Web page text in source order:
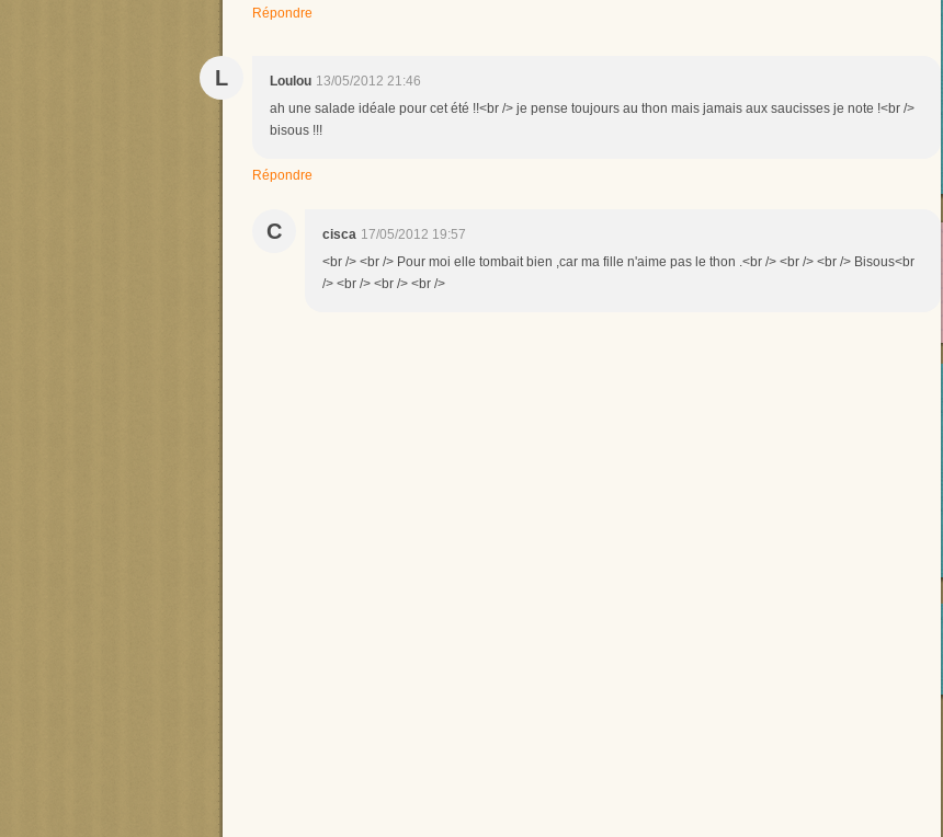
Répondre
L Loulou 13/05/2012 21:46
ah une salade idéale pour cet été !!<br /> je pense toujours au thon mais jamais aux saucisses je note !<br />
bisous !!!
Répondre
C cisca 17/05/2012 19:57
<br /> <br /> Pour moi elle tombait bien ,car ma fille n'aime pas le thon .<br /> <br /> <br /> Bisous<br
/> <br /> <br /> <br />